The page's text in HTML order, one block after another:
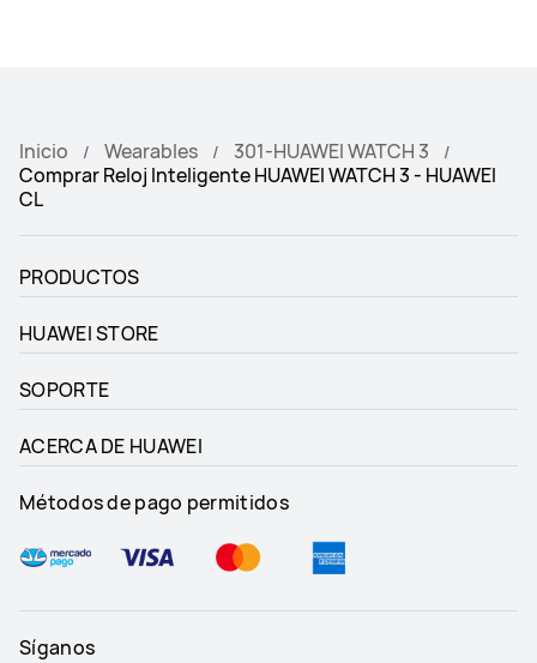
Inicio Wearables
301-HUAWEI WATCH 3
Comprar Reloj Inteligente HUAWEI WATCH 3 - HUAWEI
CL
PRODUCTOS
HUAWEI STORE
SOPORTE
ACERCA DE HUAWEI
Métodos de pago permitidos
Síganos